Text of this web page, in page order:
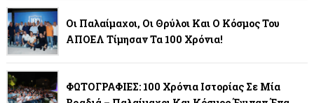
Οι Παλαίμαχοι, Οι Θρύλοι Και Ο Κόσμος Του
ΑΠΟΕΛ Τίμησαν Τα 100 Χρόνια!
ΦΩΤΟΓΡΑΦΙΕΣ: 100 Χρόνια Ιστορίας Σε Μία